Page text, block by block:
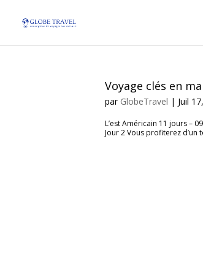
Voyage clés en
par GlobeTravel | Juil
L’est Américain 11 jours –
Jour 2 Vous profiterez d’un